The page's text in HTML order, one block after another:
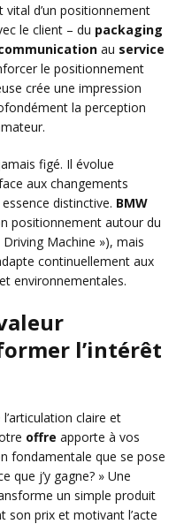
vital d’un positionnement
le client – du packaging
au service
le positionnement
crée une impression
la perception
figé. Il évolue
aux changements
distinctive. BMW
positionnement autour du
Machine »), mais
continuellement aux
environnementales.
l’intérêt
claire et
offre apporte à vos
fondamentale que se pose
que j’y gagne? » Une
un simple produit
son prix et motivant l’acte